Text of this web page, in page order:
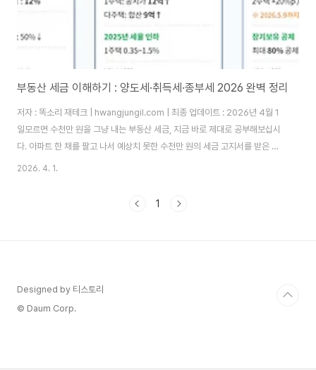
부동산 세금 이해하기 : 양도세·취득세·종부세 2026 완벽 정리
저자 : 똑소리 재테크 | hwangjungil.com | 최종 업데이트 : 2026년 4월 1
일모르면 수천만 원을 그냥 내는 부동산 세금, 지금 바로 제대로 공부해보십시
다. 아파트 한 채를 팔고 나서 예상치 못한 수천만 원의 세금 고지서를 받은 경
험, 주변에서 한 번쯤 들어보셨을 겁니다. 부동산 세금은 언제, 어떤 조건으로
시 세금 구조를 이해해야 하며, 그래야 손해 없는 내 집 마련과 투자가 가능합니
2026. 4. 1.
1
Designed by 티스토리
© Daum Corp.